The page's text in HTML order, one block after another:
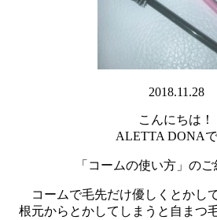
2018.11.28
こんにちは！
ALETTA DONA
「コームの使い方」のご
コームで毛先だけ優しくとかし
根元からとかしてしまうと自まつ